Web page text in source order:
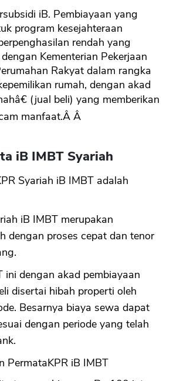
iB. Pembiayaan yang
program kesejahteraan
rendah yang
Kementerian Pekerjaan
Rakyat dalam rangka
rumah, dengan akad
(jual beli) yang memberikan
manfaat.Â Â
iB IMBT Syariah
Syariah iB IMBT adalah
iB IMBT merupakan
dengan proses cepat dan tenor
ini dengan akad pembiayaan
disertai hibah properti oleh
Besarnya biaya sewa dapat
dengan periode yang telah
PermataKPR iB IMBT